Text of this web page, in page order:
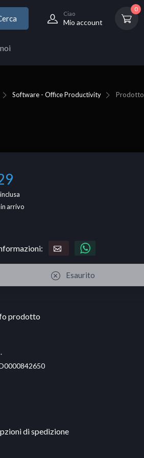
Ciao
Mio account
0
Software - Office Productivity Prodotto
arrivo
Esaurito
prodotto
di spedizione